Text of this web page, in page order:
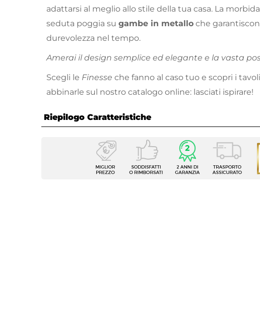
adattarsi al meglio allo stile della tua casa. La
seduta poggia su gambe in metallo che
durevolezza nel tempo.
Amerai il design semplice ed elegante e la vasta
Scegli le Finesse che fanno al caso tuo e scopri i
abbinarle sul nostro catalogo online: lasciati ispirare!
Riepilogo Caratteristiche
Caratteristiche
Set di sedie
Finesse